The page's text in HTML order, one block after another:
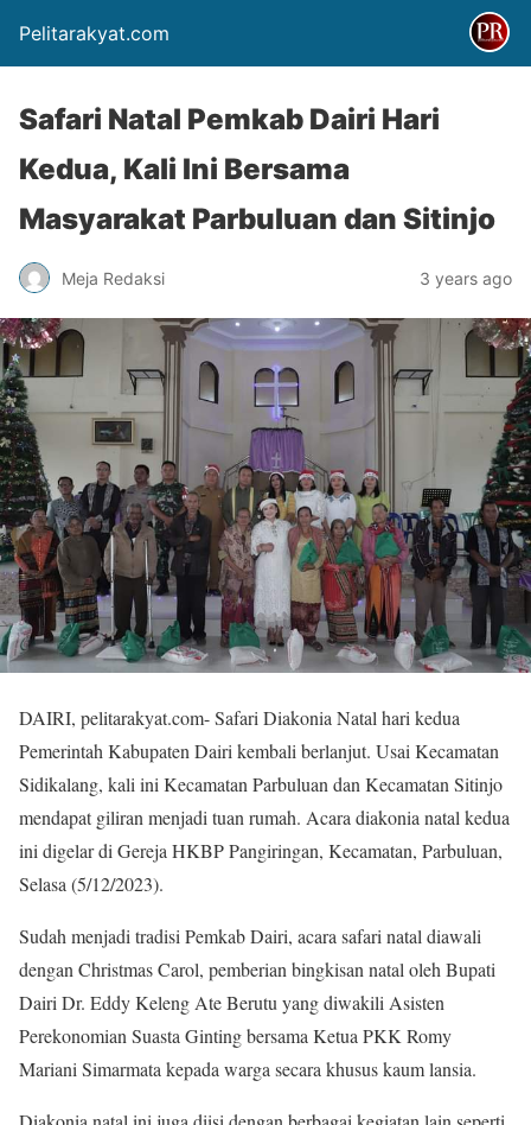
Pelitarakyat.com
Safari Natal Pemkab Dairi Hari
Kedua, Kali Ini Bersama
Masyarakat Parbuluan dan Sitinjo
Meja Redaksi 3 years ago
DAIRI, pelitarakyat.com- Safari Diakonia Natal hari kedua
Pemerintah Kabupaten Dairi kembali berlanjut. Usai Kecamatan
Sidikalang, kali ini Kecamatan Parbuluan dan Kecamatan Sitinjo
mendapat giliran menjadi tuan rumah. Acara diakonia natal kedua
ini digelar di Gereja HKBP Pangiringan, Kecamatan, Parbuluan,
Selasa (5/12/2023).
Sudah menjadi tradisi Pemkab Dairi, acara safari natal diawali
dengan Christmas Carol, pemberian bingkisan natal oleh Bupati
Dairi Dr. Eddy Keleng Ate Berutu yang diwakili Asisten
Perekonomian Suasta Ginting bersama Ketua PKK Romy
Mariani Simarmata kepada warga secara khusus kaum lansia.